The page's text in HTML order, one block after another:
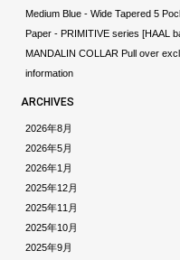
Medium Blue - Wide Tapered 5
Paper - PRIMITIVE series [HAAL
MANDALIN COLLAR Pull over
information
ARCHIVES
2026年8月
2026年5月
2026年1月
2025年12月
2025年11月
2025年10月
2025年9月